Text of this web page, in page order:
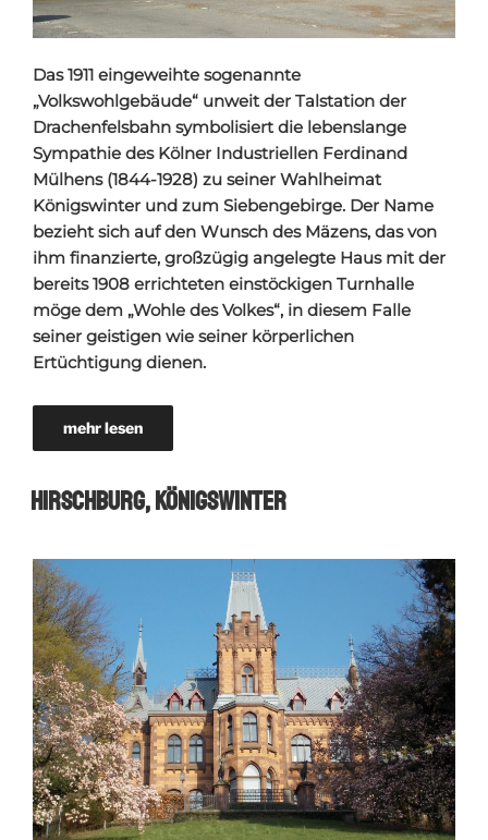
Das 1911 eingeweihte sogenannte
„Volkswohlgebäude“ unweit der Talstation der
Drachenfelsbahn symbolisiert die lebenslange
Sympathie des Kölner Industriellen Ferdinand
Mülhens (1844-1928) zu seiner Wahlheimat
Königswinter und zum Siebengebirge. Der Name
bezieht sich auf den Wunsch des Mäzens, das von
ihm finanzierte, großzügig angelegte Haus mit der
bereits 1908 errichteten einstöckigen Turnhalle
möge dem „Wohle des Volkes“, in diesem Falle
seiner geistigen wie seiner körperlichen
Ertüchtigung dienen.
mehr lesen
Hirschburg, Königswinter